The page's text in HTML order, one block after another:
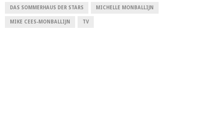
DAS SOMMERHAUS DER STARS MICHELLE MONBALLIJN
MIKE CEES-MONBALLIJN TV